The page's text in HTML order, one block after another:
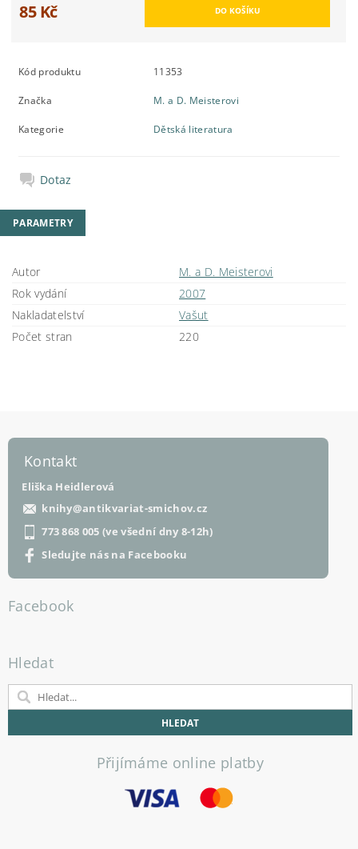
85 Kč
Kód produktu 11353
Značka M. a D. Meisterovi
Kategorie Dětská literatura
Dotaz
PARAMETRY
Autor
M. a D. Meisterovi
Rok vydání
2007
Nakladatelství
Vašut
Počet stran
220
Kontakt
Eliška Heidlerová
knihy@antikvariat-smichov.cz
773 868 005 (ve všední dny 8-12h)
Sledujte nás na Facebooku
Facebook
Hledat
Přijímáme online platby